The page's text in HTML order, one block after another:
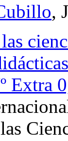
,
las
Extra